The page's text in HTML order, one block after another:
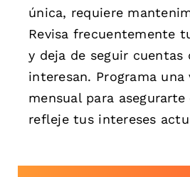
única, requiere
Revisa frecuentemente
y deja de seguir cuentas
interesan. Programa
mensual para
refleje tus intereses